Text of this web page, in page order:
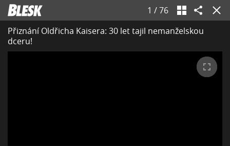
1 /76
Přiznání Oldřicha Kaisera: 30 let tajil nemanželskou
dceru!